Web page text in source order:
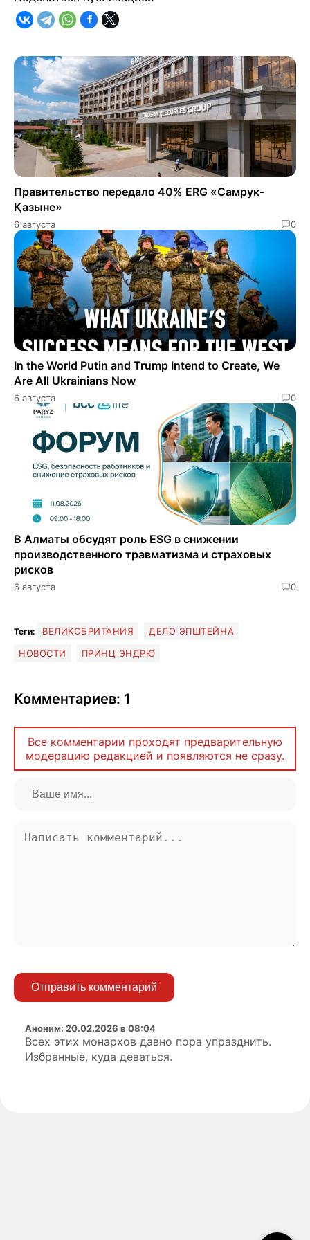
Правительство передало 40% ERG «Самрук-
Қазыне»
6 августа 0
In the World Putin and Trump Intend to Create, We
Are All Ukrainians Now
6 августа 0
В Алматы обсудят роль ESG в снижении
производственного травматизма и страховых
рисков
6 августа 0
Теги: ВЕЛИКОБРИТАНИЯ
ДЕЛО ЭПШТЕЙНА
НОВОСТИ
ПРИНЦ ЭНДРЮ
Комментариев: 1
Все комментарии проходят предварительную
модерацию редакцией и появляются не сразу.
Отправить комментарий
Аноним: 20.02.2026 в 08:04
Всех этих монархов давно пора упразднить.
Избранные, куда деваться.